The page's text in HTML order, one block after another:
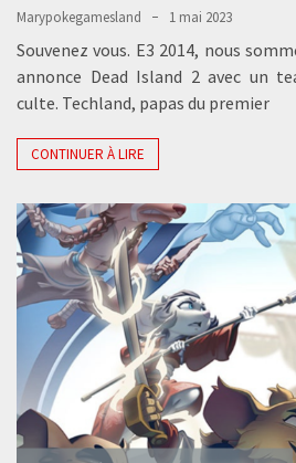
Marypokegamesland 1 mai 2023
Souvenez vous. E3 2014, nous
annonce Dead Island 2 avec un
culte. Techland, papas du premier
CONTINUER À LIRE